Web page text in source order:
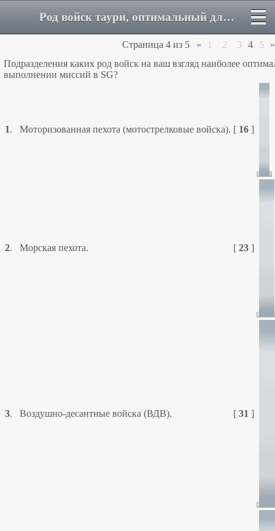
Род войск таури, оптимальный для миссий ЗВ - Страница 4 - Форум
Страница 4 из 5 « 1 2 3 4 5
»
Подразделения каких род войск на ваш взгляд наиболее
выполнении миссий в SG?
1. Моторизованная пехота (мотострелковые войска). [ 16 ]
2. Морская пехота. [ 23 ]
3. Воздушно-десантные войска (ВДВ). [ 31 ]